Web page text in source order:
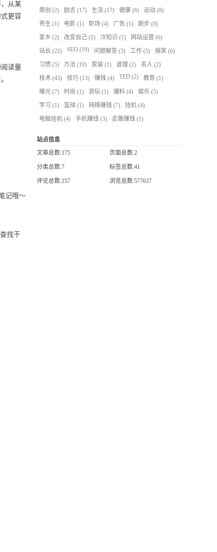
从某
更容
读量
记哦～
找干
原创 (2) 励志 (17) 生活 (17) 健康 (6) 运动 (8)
养生 (1) 电影 (1) 职场 (4) 广告 (1) 跑步 (0)
家乡 (2) 改变自己 (2) 冷知识 (1) 网站运营 (6)
站长 (22) SEO (19) 问题解答 (3) 工作 (5) 搞笑 (6)
习惯 (5) 方法 (10) 家装 (1) 道理 (2) 名人 (2)
技术 (43) 技巧 (13) 赚钱 (4) TED (2) 教育 (1)
曝光 (7) 时尚 (1) 游玩 (1) 爆料 (4) 娱乐 (5)
学习 (1) 篮球 (1) 网络赚钱 (7) 挂机 (4)
电脑挂机 (4) 手机赚钱 (3) 走路赚钱 (1)
站点信息
文章总数:175
页面总数:2
分类总数:7 标签总数:41
评论总数:257 浏览总数:577637